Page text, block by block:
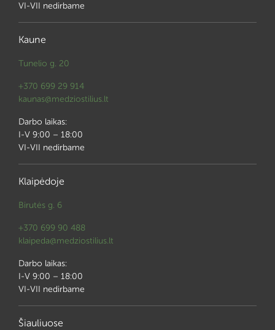
VI-VII nedirbame
Kaune
Tunelio g. 20
+370 699 29 914
kaunas@medziostilius.lt
Darbo laikas:
I-V 9:00 – 18:00
VI-VII nedirbame
Klaipėdoje
Birutės g. 6
+370 699 90 488
klaipeda@medziostilius.lt
Darbo laikas:
I-V 9:00 – 18:00
VI-VII nedirbame
Šiauliuose